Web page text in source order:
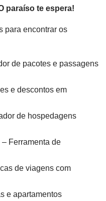
paraíso te espera!
para encontrar os
de pacotes e passagens
e descontos em
de hospedagens
– Ferramenta de
de viagens com
e apartamentos